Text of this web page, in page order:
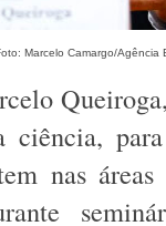
Marcelo Camargo/Agência
ciência,
nas